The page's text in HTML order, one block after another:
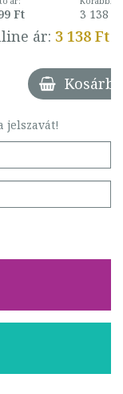
Ft 3 138 Ft
ár: 3 138 Ft
Kosárba
jelszavát!